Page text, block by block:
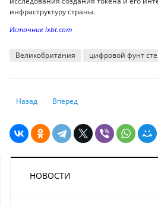
инфраструктуру страны.
Источник ixbt.com
Великобритания цифровой фунт
Предыдущий: Как передать или
Назад Следующий: Почти никто из
Вперед
НОВОСТИ